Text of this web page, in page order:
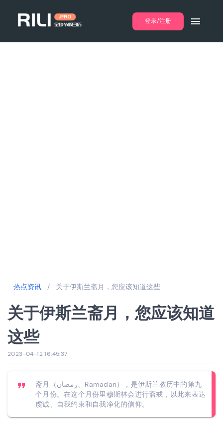
登录/注册
热点资讯 / 关于伊斯兰斋月，您应该知道这些
关于伊斯兰斋月，您应该知道
这些
2023-04-12 16:45:37
斋月（رمضان、Ramadan），是伊斯兰教历中的第九
个月份。在这个月份里穆斯林会进行斋戒，以此来表达
虔诚、自我约束和自我净化的信仰。